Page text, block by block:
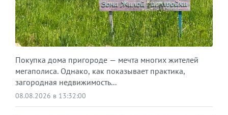
Покупка дома пригороде — мечта многих жителей
мегаполиса. Однако, как показывает практика,
загородная недвижимость...
08.08.2026 в 13:32:00